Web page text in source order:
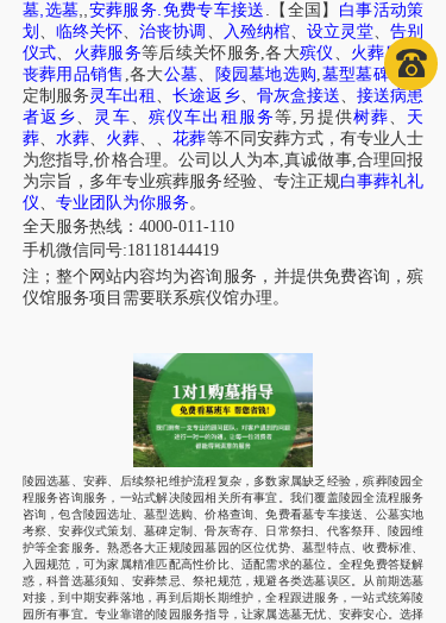
墓 选墓 安葬服务 免费专车接送 【全国】 白事活动策
划 、 临终关怀、治丧协调 、 入殓纳棺、 设立灵堂、告别
仪式、 火葬服务等后续关怀服务,各大殡仪 、 火葬服务,
丧葬用品销售 ,各大公墓、 陵园墓地选购,墓型墓碑 个性
定制服务 灵车出租 、长途返乡、 骨灰盒接送、接送病患
者返乡、 灵车、 殡仪车出租服务等,另提供树葬、 天
葬、 水葬、 火葬、 、花葬等不同安葬方式，有专业人士
为您指导,价格合理。公司以人为本,真诚做事,合理回报
为宗旨，多年专业殡葬服务经验、专注正规白事葬礼礼
仪、 专业团队为你服务。
全天服务热线：4000-011-110
手机微信同号:18118144419
注；整个网站内容均为咨询服务，并提供免费咨询，殡
仪馆服务项目需要联系殡仪馆办理。
陵园选墓、安葬、后续祭祀维护流程复杂，多数家属缺乏经验，殡葬陵园全
程服务咨询服务，一站式解决陵园相关所有事宜。我们覆盖陵园全流程服务
咨询，包含陵园选址、墓型选购、价格查询、免费看墓专车接送、公墓实地
考察、安葬仪式策划、墓碑定制、骨灰寄存、日常祭扫、代客祭拜、陵园维
护等全套服务。熟悉各大正规陵园墓园的区位优势、墓型特点、收费标准、
入园规范，可为家属精准匹配高性价比、适配需求的墓位。全程免费答疑解
惑，科普选墓须知、安葬禁忌、祭祀规范，规避各类选墓误区。从前期选墓
对接，到中期安葬落地，再到后期长期维护，全程跟进服务，一站式统筹陵
园所有事宜。专业靠谱的陵园服务指导，让家属选墓无忧、安葬安心。选择